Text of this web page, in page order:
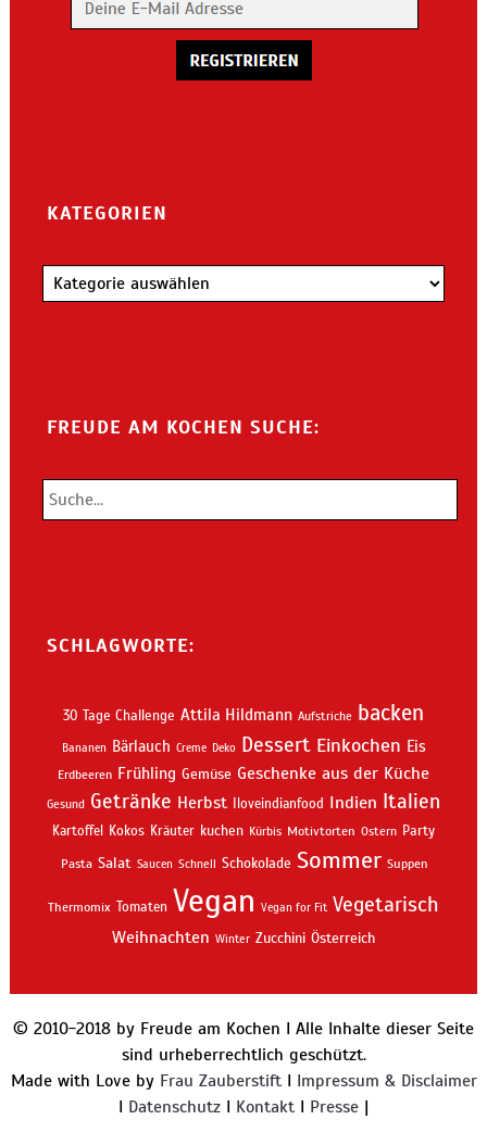
KATEGORIEN
Kategorien
FREUDE AM KOCHEN SUCHE:
SCHLAGWORTE:
30 Tage Challenge Attila Hildmann Aufstriche backen
Bananen Bärlauch Creme Deko Dessert Einkochen Eis
Erdbeeren Frühling Gemüse Geschenke aus der Küche
Gesund Getränke Herbst Iloveindianfood Indien Italien
Kartoffel Kokos Kräuter kuchen Kürbis Motivtorten Ostern Party
Pasta Salat Saucen Schnell Schokolade Sommer Suppen
Thermomix Tomaten Vegan Vegan for Fit Vegetarisch
Weihnachten Winter Zucchini Österreich
© 2010-2018 by Freude am Kochen I Alle Inhalte dieser Seite
sind urheberrechtlich geschützt.
Made with Love by Frau ZauberstiftI Impressum & Disclaimer
I Datenschutz I KontaktI Presse |